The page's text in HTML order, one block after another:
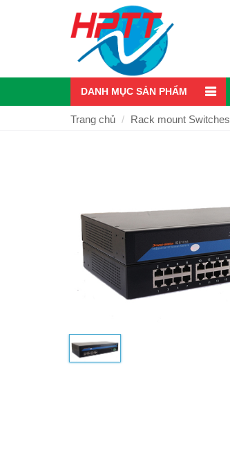
DANH MỤC SẢN PHẨM
Trang chủ Rack mount Switches